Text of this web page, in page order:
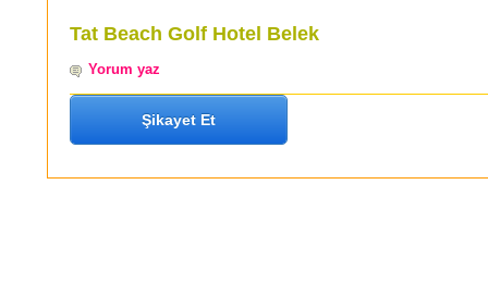
Tat Beach Golf Hotel Belek
Yorum yaz
Şikayet Et